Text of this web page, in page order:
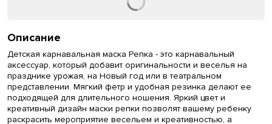
Описание
Детская карнавальная маска Репка - это карнавальный
аксессуар, который добавит оригинальности и веселья на
празднике урожая, на Новый год или в театральном
представлении. Мягкий фетр и удобная резинка делают ее
подходящей для длительного ношения. Яркий цвет и
креативный дизайн маски репки позволят вашему ребенку
раскрасить мероприятие весельем и креативностью, а